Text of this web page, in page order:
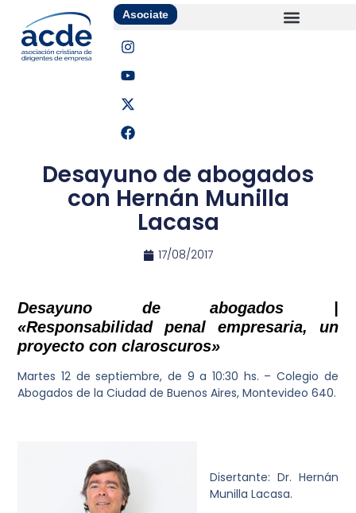
Asociate
Desayuno de abogados
con Hernán Munilla
Lacasa
17/08/2017
Desayuno de abogados |
«Responsabilidad penal empresaria, un
proyecto con claroscuros»
Martes 12 de septiembre, de 9 a 10:30 hs. – Colegio de
Abogados de la Ciudad de Buenos Aires, Montevideo 640.
Disertante: Dr. Hernán
Munilla Lacasa.